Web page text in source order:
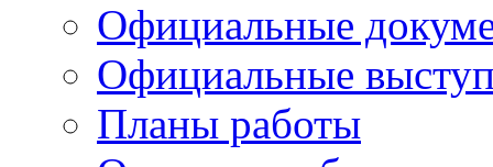
Официальные
Официальные
Планы работы